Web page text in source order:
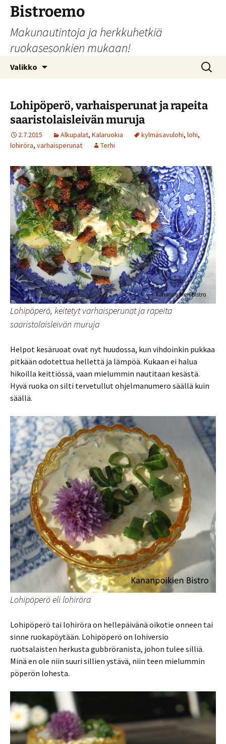
Siirry
sisältöön
Bistroemo
Makunautintoja ja herkkuhetkiä
ruokasesonkien mukaan!
Valikko Haku:
Lohipöperö, varhaisperunat ja rapeita
saaristolaisleivän muruja
2.7.2015 Alkupalat, Kalaruokia kylmäsavulohi, lohi,
lohiröra, varhaisperunat Terhi
Lohipöperö, keitetyt varhaisperunat ja rapeita
saaristolaisleivän muruja
Helpot kesäruoat ovat nyt huudossa, kun vihdoinkin pukkaa
pitkään odotettua hellettä ja lämpöä. Kukaan ei halua
hikoilla keittiössä, vaan mielummin nautitaan kesästä.
Hyvä ruoka on silti tervetullut ohjelmanumero säällä kuin
säällä.
Lohipöperö eli lohiröra
Lohipöperö tai lohiröra on hellepäivänä oikotie onneen tai
sinne ruokapöytään. Lohipöperö on lohiversio
ruotsalaisten herkusta gubbröranista, johon tulee silliä.
Minä en ole niin suuri sillien ystävä, niin teen mielummin
pöperön lohesta.